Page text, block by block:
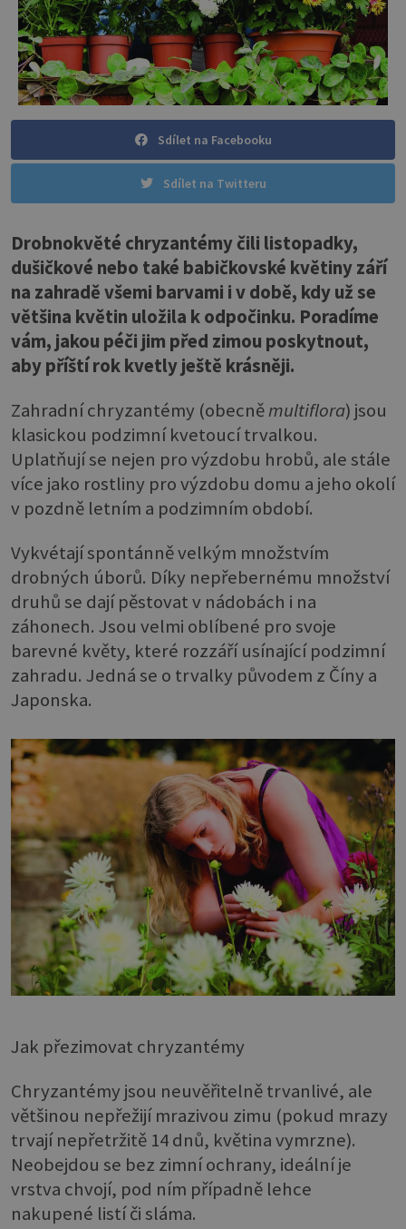
Sdílet na Facebooku
Sdílet na Twitteru
Drobnokvěté chryzantémy čili listopadky,
dušičkové nebo také babičkovské květiny září
na zahradě všemi barvami i v době, kdy už se
většina květin uložila k odpočinku. Poradíme
vám, jakou péči jim před zimou poskytnout,
aby příští rok kvetly ještě krásněji.
Zahradní chryzantémy (obecněmultiflora) jsou
klasickou podzimní kvetoucí trvalkou.
Uplatňují se nejen pro výzdobu hrobů, ale stále
více jako rostliny pro výzdobu domu a jeho okolí
v pozdně letním a podzimním období.
Vykvétají spontánně velkým množstvím
drobných úborů. Díky nepřebernému množství
druhů se dají pěstovat v nádobách i na
záhonech. Jsou velmi oblíbené pro svoje
barevné květy, které rozzáří usínající podzimní
zahradu. Jedná se o trvalky původem z Číny a
Japonska.
Jak přezimovat chryzantémy
Chryzantémy jsou neuvěřitelně trvanlivé, ale
většinou nepřežijí mrazivou zimu (pokud mrazy
trvají nepřetržitě 14 dnů, květina vymrzne).
Neobejdou se bez zimní ochrany, ideální je
vrstva chvojí, pod ním případně lehce
nakupené listí či sláma.